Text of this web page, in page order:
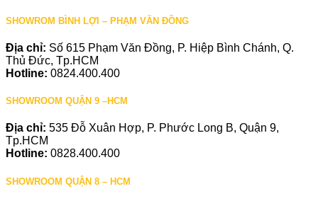
SHOWROM BÌNH LỢI – PHẠM VĂN ĐỒNG
Địa chỉ: Số 615 Phạm Văn Đồng, P. Hiệp Bình Chánh, Q.
Thủ Đức, Tp.HCM
Hotline: 0824.400.400
SHOWROOM QUẬN 9 –HCM
Địa chỉ: 535 Đỗ Xuân Hợp, P. Phước Long B, Quận 9,
Tp.HCM
Hotline: 0828.400.400
SHOWROOM QUẬN 8 – HCM